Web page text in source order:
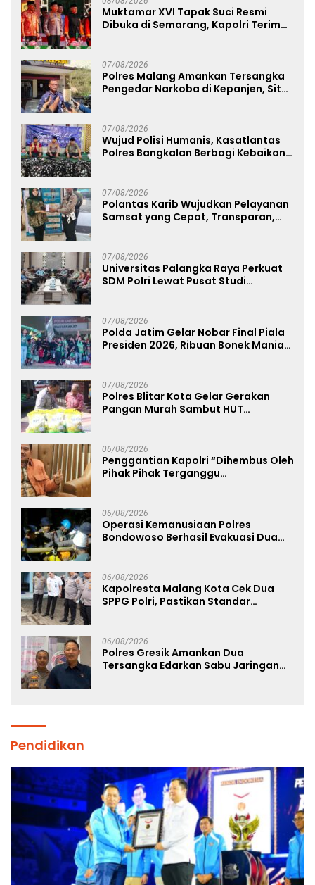
Muktamar XVI Tapak Suci Resmi
Dibuka di Semarang, Kapolri Terima
07/08/2026
Polres Malang Amankan Tersangka
Pengedar Narkoba di Kepanjen, Sita
07/08/2026
Wujud Polisi Humanis, Kasatlantas
Polres Bangkalan Berbagi Kebaikan
07/08/2026
Polantas Karib Wujudkan Pelayanan
Samsat yang Cepat, Transparan,
07/08/2026
Universitas Palangka Raya Perkuat
SDM Polri Lewat Pusat Studi
07/08/2026
Polda Jatim Gelar Nobar Final Piala
Presiden 2026, Ribuan Bonek Mania
07/08/2026
Polres Blitar Kota Gelar Gerakan
Pangan Murah Sambut HUT
06/08/2026
Penggantian Kapolri “Dihembus Oleh
Pihak Pihak Terganggu
06/08/2026
Operasi Kemanusiaan Polres
Bondowoso Berhasil Evakuasi Dua
06/08/2026
Kapolresta Malang Kota Cek Dua
SPPG Polri, Pastikan Standar
06/08/2026
Polres Gresik Amankan Dua
Tersangka Edarkan Sabu Jaringan
Pendidikan